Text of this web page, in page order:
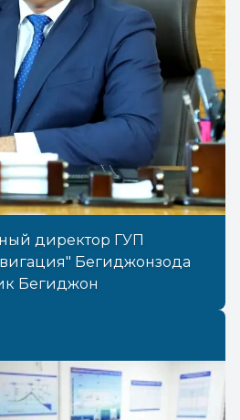
директор ГУП
Бегиджонзода
Бегиджон